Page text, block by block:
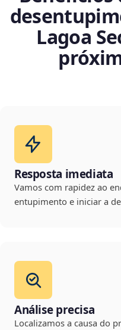
Lagoa
Resposta imediata
Vamos com rapidez ao
entupimento e iniciar a
Análise precisa
Localizamos a causa do